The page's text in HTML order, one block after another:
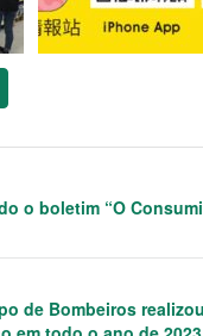
o boletim “O
de Bombeiros